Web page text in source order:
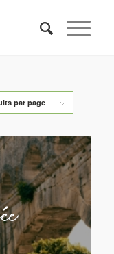
par page